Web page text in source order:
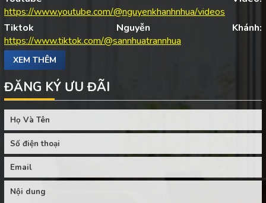
https://www.youtube.com/@nguyenkhanhnhua/videos
Tiktok Nguyễn Khánh:
https://www.tiktok.com/@sannhuatrannhua
XEM THÊM
ĐĂNG KÝ ƯU ĐÃI